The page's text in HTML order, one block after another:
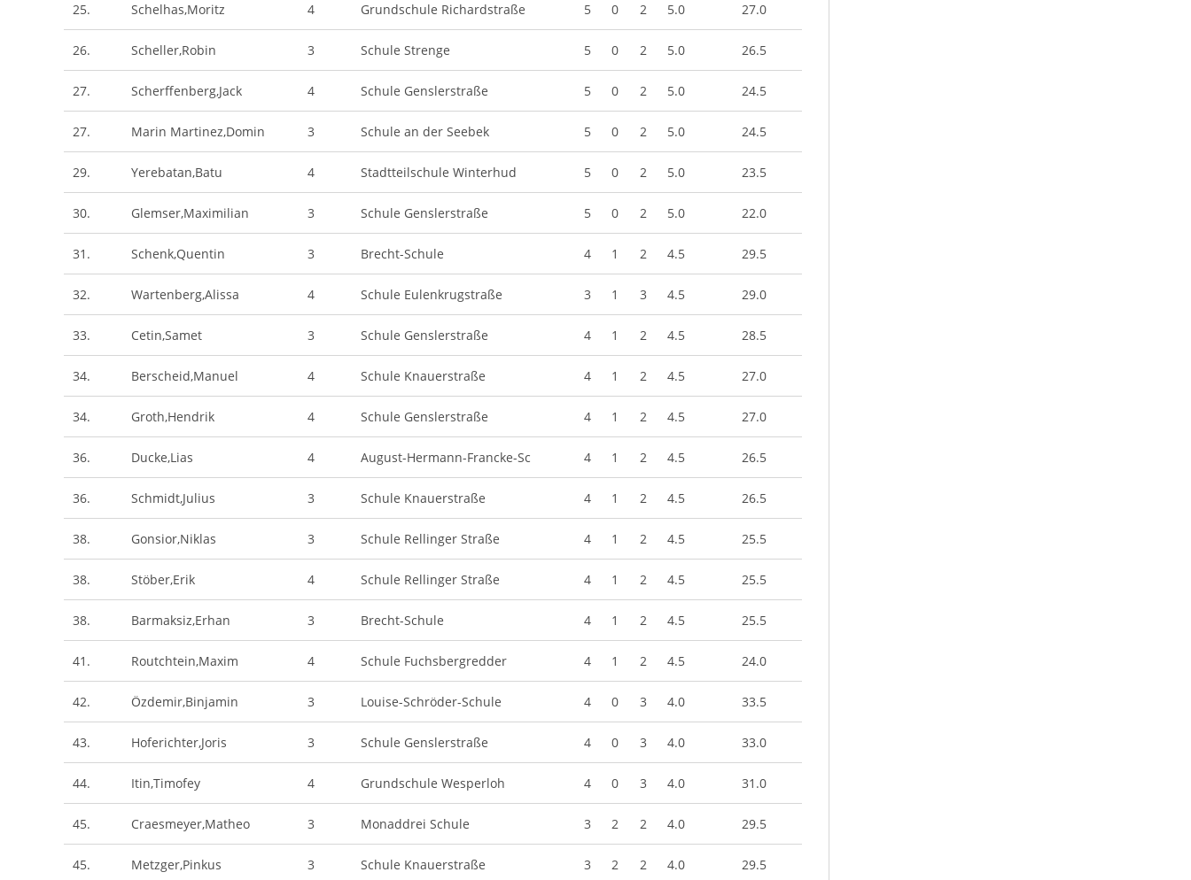
25. Schelhas,Moritz 4 Grundschule Richardstraße 5 0 2 5.0 27.0
26. Scheller,Robin 3 Schule Strenge 5 0 2 5.0 26.5
27. Scherffenberg,Jack 4 Schule Genslerstraße 5 0 2 5.0 24.5
27. Marin Martinez,Domin 3 Schule an der Seebek 5 0 2 5.0 24.5
29. Yerebatan,Batu 4 Stadtteilschule Winterhud 5 0 2 5.0 23.5
30. Glemser,Maximilian 3 Schule Genslerstraße 5 0 2 5.0 22.0
31. Schenk,Quentin 3 Brecht-Schule 4 1 2 4.5 29.5
32. Wartenberg,Alissa 4 Schule Eulenkrugstraße 3 1 3 4.5 29.0
33. Cetin,Samet 3 Schule Genslerstraße 4 1 2 4.5 28.5
34. Berscheid,Manuel 4 Schule Knauerstraße 4 1 2 4.5 27.0
34. Groth,Hendrik 4 Schule Genslerstraße 4 1 2 4.5 27.0
36. Ducke,Lias 4 August-Hermann-Francke-Sc 4 1 2 4.5 26.5
36. Schmidt,Julius 3 Schule Knauerstraße 4 1 2 4.5 26.5
38. Gonsior,Niklas 3 Schule Rellinger Straße 4 1 2 4.5 25.5
38. Stöber,Erik 4 Schule Rellinger Straße 4 1 2 4.5 25.5
38. Barmaksiz,Erhan 3 Brecht-Schule 4 1 2 4.5 25.5
41. Routchtein,Maxim 4 Schule Fuchsbergredder 4 1 2 4.5 24.0
42. Özdemir,Binjamin 3 Louise-Schröder-Schule 4 0 3 4.0 33.5
43. Hoferichter,Joris 3 Schule Genslerstraße 4 0 3 4.0 33.0
44. Itin,Timofey 4 Grundschule Wesperloh 4 0 3 4.0 31.0
45. Craesmeyer,Matheo 3 Monaddrei Schule 3 2 2 4.0 29.5
45. Metzger,Pinkus 3 Schule Knauerstraße 3 2 2 4.0 29.5